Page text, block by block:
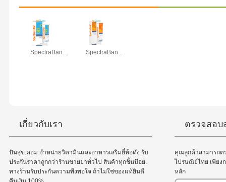
SpectraBan... SpectraBan...
เกี่ยวกับเรา
ปันสุข.คอม จำหน่ายวิตามินและอาหารเสริมยี่ห้อดัง รับ
ประกันราคาถูกกว่าร้านขายยาทั่วไป สินค้าทุกชิ้นมีอย.
ทางร้านรับประกันความพึงพอใจ ถ้าไม่ใช่ของแท้ยินดี
ตรวจสอ
คุณลูกค้าสามารถต
ไปรษณีย์ไทย เพียง
หลัก